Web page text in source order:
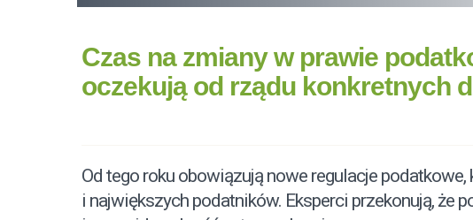
Czas na zmiany w prawie
oczekują od rządu konkretnych
Od tego roku obowiązują nowe regulacje
i największych podatników. Eksperci przekonują, że